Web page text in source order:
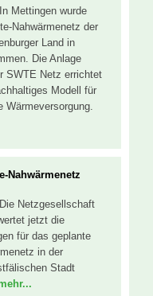
Mettingen wurde
Nahwärmenetz der
Land in
Die Anlage
SWTE Netz errichtet
Modell für
Wärmeversorgung.
Nahwärmenetz
Netzgesellschaft
jetzt die
für das geplante
in der
Stadt